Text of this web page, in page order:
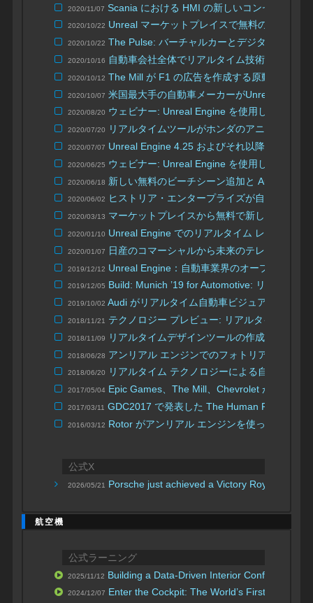
2020/11/07 Scania における HMI の新しいコンセプトの
2020/10/22 Unreal マーケットプレイスで無料の自動車用
2020/10/22 The Pulse: バーチャルカーとデジタル IP の影
2020/10/16 自動車会社全体でリアルタイム技術を展開
2020/10/12 The Mill が F1 の広告を作成する原動力とな
2020/10/07 米国最大手の自動車メーカーがUnreal Engine
2020/08/20 ウェビナー: Unreal Engine を使用したフォト
2020/07/20 リアルタイムツールがホンダのアニメ コラ
2020/07/07 Unreal Engine 4.25 およびそれ以降で改善さ
2020/06/25 ウェビナー: Unreal Engine を使用したフォト
2020/06/18 新しい無料のビーチシーン追加と
2020/06/02 ヒストリア・エンタープライズが自動車をテ
2020/03/13 マーケットプレイスから無料で新しい
2020/01/10 Unreal Engine でのリアルタイム レイ トレ
2020/01/07 日産のコマーシャルから未来のテレビ広告の
2019/12/12 Unreal Engine：自動車業界のオープンなプ
2019/12/05 Build: Munich ’19 for Automotive: リアルタイ
2019/10/02 Audi がリアルタイム自動車ビジュアライゼー
2018/11/21 テクノロジー プレビュー: リアルタイム レイ
2018/11/09 リアルタイムデザインツールの作成:
2018/06/28 アンリアル エンジンでのフォトリアルな車ウ
2018/06/20 リアルタイム テクノロジーによる自動車デザ
2017/05/04 Epic Games、The Mill、Chevrolet が合同制
2017/03/11 GDC2017 で発表した The Human Race の技
2016/03/12 Rotor がアンリアル エンジンを使って Toyota
公式X
2026/05/21 Porsche just achieved a Victory Royale in
航空機
公式ラーニング
2025/11/12 Building a Data-Driven Interior Configurator
2024/12/07 Enter the Cockpit: The World’s First Visual